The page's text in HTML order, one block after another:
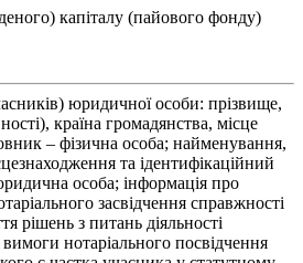
капіталу (пайового фонду)
юридичної особи: прізвище,
країна громадянства, місце
– фізична особа; найменування,
та ідентифікаційний
особа; інформація про
засвідчення справжності
рішень з питань діяльності
нотаріального посвідчення